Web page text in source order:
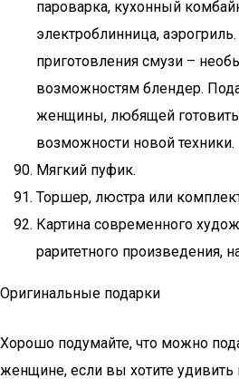
пароварка, кухонный
электроблинница,
приготовления смузи –
возможностям блендер.
женщины, любящей готовить
возможности новой техники.
Мягкий пуфик.
Торшер, люстра или
Картина современного
раритетного произведения,
Оригинальные подарки
Хорошо подумайте, что можно
женщине, если вы хотите удивить